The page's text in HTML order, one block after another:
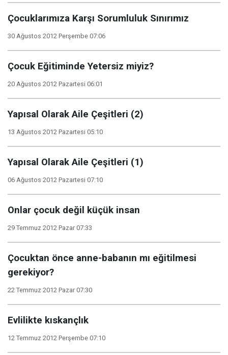
Çocuklarımıza Karşı Sorumluluk Sınırımız
30 Ağustos 2012 Perşembe 07:06
Çocuk Eğitiminde Yetersiz miyiz?
20 Ağustos 2012 Pazartesi 06:01
Yapısal Olarak Aile Çeşitleri (2)
13 Ağustos 2012 Pazartesi 05:10
Yapısal Olarak Aile Çeşitleri (1)
06 Ağustos 2012 Pazartesi 07:10
Onlar çocuk değil küçük insan
29 Temmuz 2012 Pazar 07:33
Çocuktan önce anne-babanın mı eğitilmesi
gerekiyor?
22 Temmuz 2012 Pazar 07:30
Evlilikte kıskançlık
12 Temmuz 2012 Perşembe 07:10